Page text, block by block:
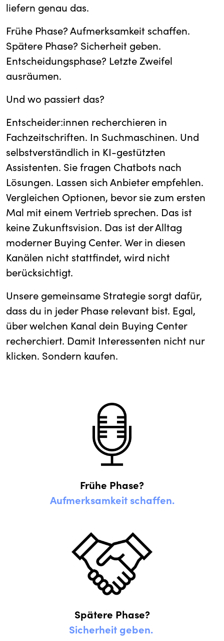
liefern genau das.
Frühe Phase? Aufmerksamkeit schaffen.
Spätere Phase? Sicherheit geben.
Entscheidungsphase? Letzte Zweifel
ausräumen.
Und wo passiert das?
Entscheider:innen recherchieren in
Fachzeitschriften. In Suchmaschinen. Und
selbstverständlich in KI-gestützten
Assistenten. Sie fragen Chatbots nach
Lösungen. Lassen sich Anbieter empfehlen.
Vergleichen Optionen, bevor sie zum ersten
Mal mit einem Vertrieb sprechen. Das ist
keine Zukunftsvision. Das ist der Alltag
moderner Buying Center. Wer in diesen
Kanälen nicht stattfindet, wird nicht
berücksichtigt.
Unsere gemeinsame Strategie sorgt dafür,
dass du in jeder Phase relevant bist. Egal,
über welchen Kanal dein Buying Center
recherchiert. Damit Interessenten nicht nur
klicken. Sondern kaufen.
Frühe Phase?
Aufmerksamkeit schaffen.
Spätere Phase?
Sicherheit geben.